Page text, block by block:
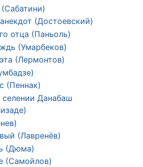
(Достоевский)
отца (Паньоль)
(Умарбеков)
(Лермонтов)
(Пеннак)
Данабаш
(Лавренёв)
(Дюма)
(Самойлов)